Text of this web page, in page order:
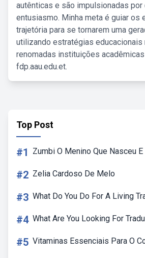
autênticas e são impulsionadas por
entusiasmo. Minha meta é guiar os
trajetória para se tornarem uma
utilizando estratégias educacionais
renomadas instituições
fdp.aau.edu.et.
Top Post
#1 Zumbi O Menino Que Nasceu
#2 Zelia Cardoso De Melo
#3 What Do You Do For A Living
#4 What Are You Looking For
#5 Vitaminas Essenciais Para O